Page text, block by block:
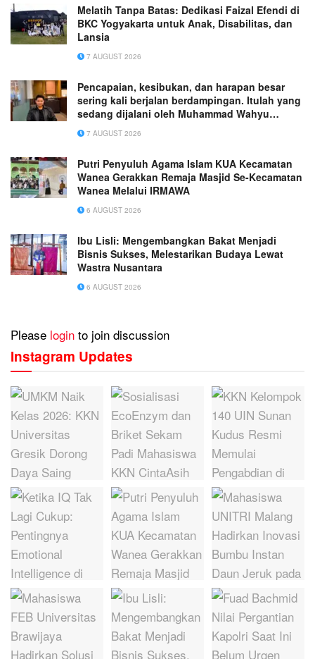
Melatih Tanpa Batas: Dedikasi Faizal Efendi di
BKC Yogyakarta untuk Anak, Disabilitas, dan
Lansia
7 AUGUST 2026
Pencapaian, kesibukan, dan harapan besar
sering kali berjalan berdampingan. Itulah yang
sedang dijalani oleh Muhammad Wahyu
Wicaksana.
7 AUGUST 2026
Putri Penyuluh Agama Islam KUA Kecamatan
Wanea Gerakkan Remaja Masjid Se-Kecamatan
Wanea Melalui IRMAWA
6 AUGUST 2026
Ibu Lisli: Mengembangkan Bakat Menjadi
Bisnis Sukses, Melestarikan Budaya Lewat
Wastra Nusantara
6 AUGUST 2026
Please login to join discussion
Instagram Updates